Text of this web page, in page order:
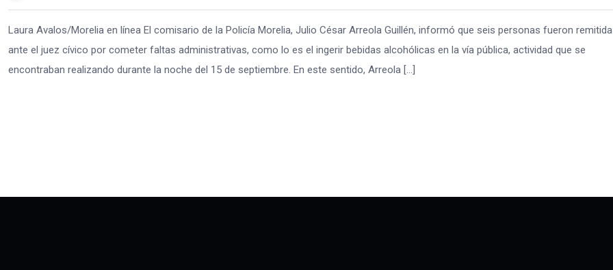
Laura Avalos/Morelia en línea El comisario de la Policía Morelia, Julio César Arreola Guillén, informó que seis personas fueron
ante el juez cívico por cometer faltas administrativas, como lo es el ingerir bebidas alcohólicas en la vía pública, actividad que se
encontraban realizando durante la noche del 15 de septiembre. En este sentido, Arreola […]